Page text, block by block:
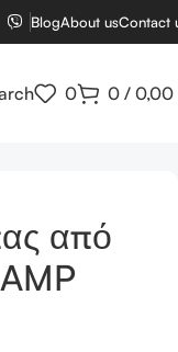
BlogAbout usContact
0 0 / 0,00
από